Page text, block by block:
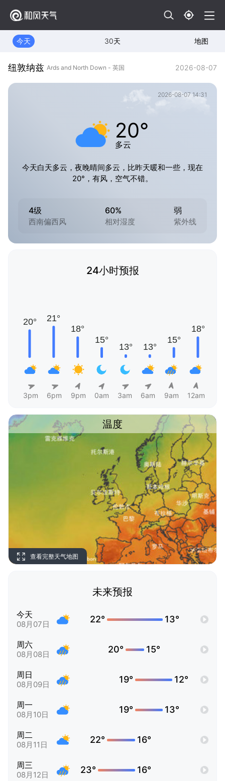
今天 30天 地图
纽敦纳兹 Ards and North Down - 英国 2026-08-07
2026-08-07 14:31
20°
多云
今天白天多云，夜晚晴间多云，比昨天暖和一些，现在
20°，有风，空气不错。
4级
西南偏西风
60%
相对湿度
弱
紫外线
24小时预报
3pm 6pm 9pm 0am 3am 6am 9am 12am
温度
查看完整天气地图
未来预报
今天
08月07日 22° 13°
周六
08月08日 20° 15°
周日
08月09日 19° 12°
周一
08月10日 19° 13°
周二
08月11日 22° 16°
周三
08月12日 23° 16°